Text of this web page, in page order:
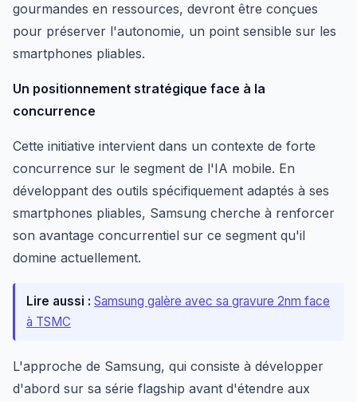
gourmandes en ressources, devront être conçues
pour préserver l'autonomie, un point sensible sur les
smartphones pliables.
Un positionnement stratégique face à la
concurrence
Cette initiative intervient dans un contexte de forte
concurrence sur le segment de l'IA mobile. En
développant des outils spécifiquement adaptés à ses
smartphones pliables, Samsung cherche à renforcer
son avantage concurrentiel sur ce segment qu'il
domine actuellement.
Lire aussi : Samsung galère avec sa gravure 2nm face
à TSMC
L'approche de Samsung, qui consiste à développer
d'abord sur sa série flagship avant d'étendre aux